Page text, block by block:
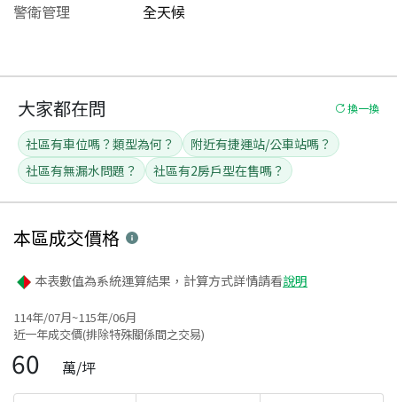
警衛管理
全天候
大家都在問 換一換
社區有車位嗎？類型為何？
附近有捷運站/公車站嗎？
社區有無漏水問題？
社區有2房戶型在售嗎？
本區成交價格
本表數值為系統運算結果，計算方式詳情請看說明
114年/07月~115年/06月
近一年成交價(排除特殊關係間之交易)
60 萬/坪